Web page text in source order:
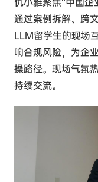
通过案例拆解、跨
LLM留学生的现场
响合规风险，为企
操路径。现场气氛
持续交流。